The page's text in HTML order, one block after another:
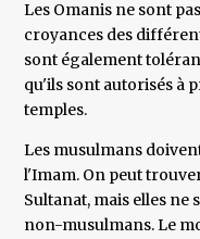
Les Omanis ne sont
croyances des
sont également
qu'ils sont autorisés à
temples.
Les musulmans
l'Imam. On peut
Sultanat, mais elles ne
non-musulmans. Le